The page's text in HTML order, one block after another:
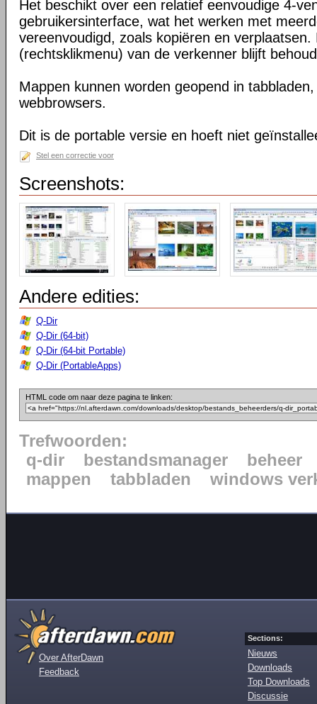
Het beschikt over een relatief eenvoudige 4-
gebruikersinterface, wat het werken met
vereenvoudigd, zoals kopiëren en
(rechtsklikmenu) van de verkenner blijft
Mappen kunnen worden geopend in
webbrowsers.
Dit is de portable versie en hoeft niet
Stel een correctie voor
Screenshots:
Andere edities:
Q-Dir
Q-Dir (64-bit)
Q-Dir (64-bit Portable)
Q-Dir (PortableApps)
HTML code om naar deze pagina te linken:
Trefwoorden:
q-dir
bestandsmanager
beheer
mappen
tabbladen windows
Over AfterDawn
Feedback
Sections:
Nieuws
Downloads
Top Downloads
Discussie